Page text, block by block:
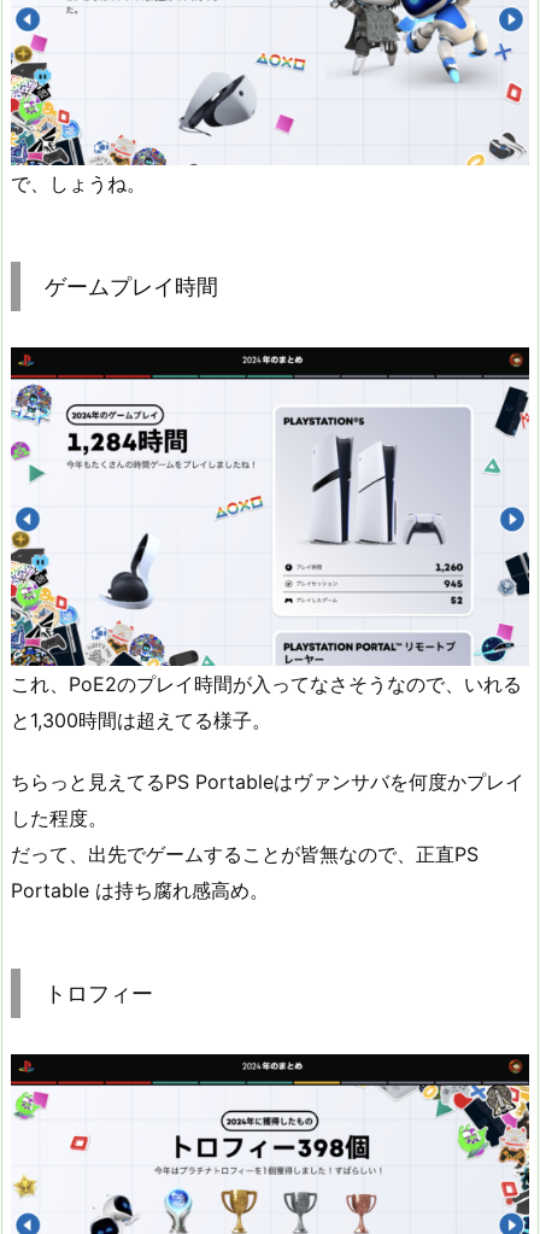
で、しょうね。
ゲームプレイ時間
これ、PoE2のプレイ時間が入ってなさそうなので、いれる
と1,300時間は超えてる様子。
ちらっと見えてるPS Portableはヴァンサバを何度かプレイ
した程度。
だって、出先でゲームすることが皆無なので、正直PS
Portable は持ち腐れ感高め。
トロフィー